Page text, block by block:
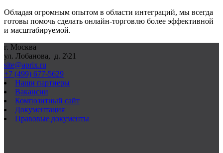
Обладая огромным опытом в области интеграций, мы всегда
готовы помочь сделать онлайн-торговлю более эффективной
и масштабируемой.
г. Москва
ул. Лобанова, д. 2\21
site@aprix.ru
+7 (499) 677-5629
Наши партнеры
Вакансии
Композитный сайт
Документация
Правовые документы